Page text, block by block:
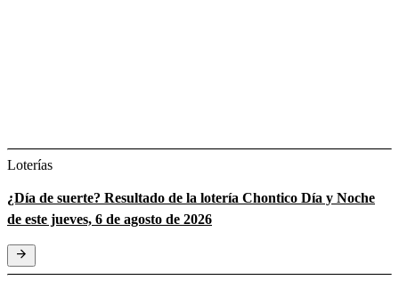
Loterías
¿Día de suerte? Resultado de la lotería Chontico Día y Noche
de este jueves, 6 de agosto de 2026